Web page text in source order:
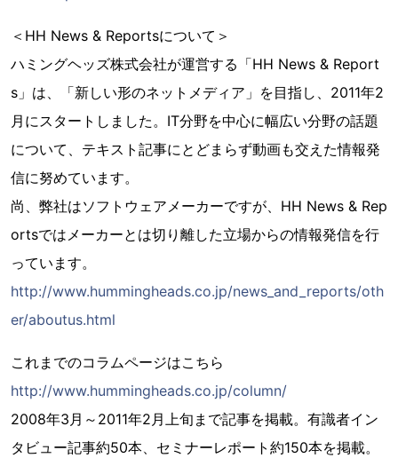
＜HH News & Reportsについて＞
ハミングヘッズ株式会社が運営する「HH News & Report
s」は、「新しい形のネットメディア」を目指し、2011年2
月にスタートしました。IT分野を中心に幅広い分野の話題
について、テキスト記事にとどまらず動画も交えた情報発
信に努めています。
尚、弊社はソフトウェアメーカーですが、HH News & Rep
ortsではメーカーとは切り離した立場からの情報発信を行
っています。
http://www.hummingheads.co.jp/news_and_reports/oth
er/aboutus.html
これまでのコラムページはこちら
http://www.hummingheads.co.jp/column/
2008年3月～2011年2月上旬まで記事を掲載。有識者イン
タビュー記事約50本、セミナーレポート約150本を掲載。